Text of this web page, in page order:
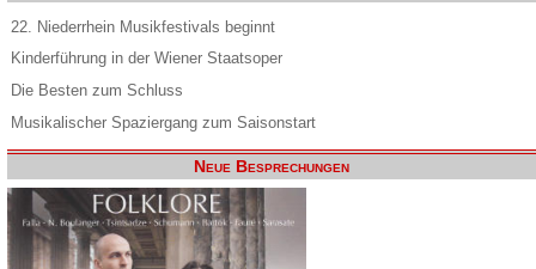
22. Niederrhein Musikfestivals beginnt
Kinderführung in der Wiener Staatsoper
Die Besten zum Schluss
Musikalischer Spaziergang zum Saisonstart
Neue Besprechungen